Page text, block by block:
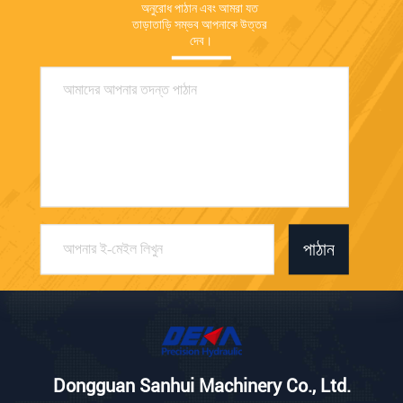
অনুরোধ পাঠান এবং আমরা যত
তাড়াতাড়ি সম্ভব আপনাকে উত্তর
দেব।
পাঠান
Dongguan Sanhui Machinery Co., Ltd.